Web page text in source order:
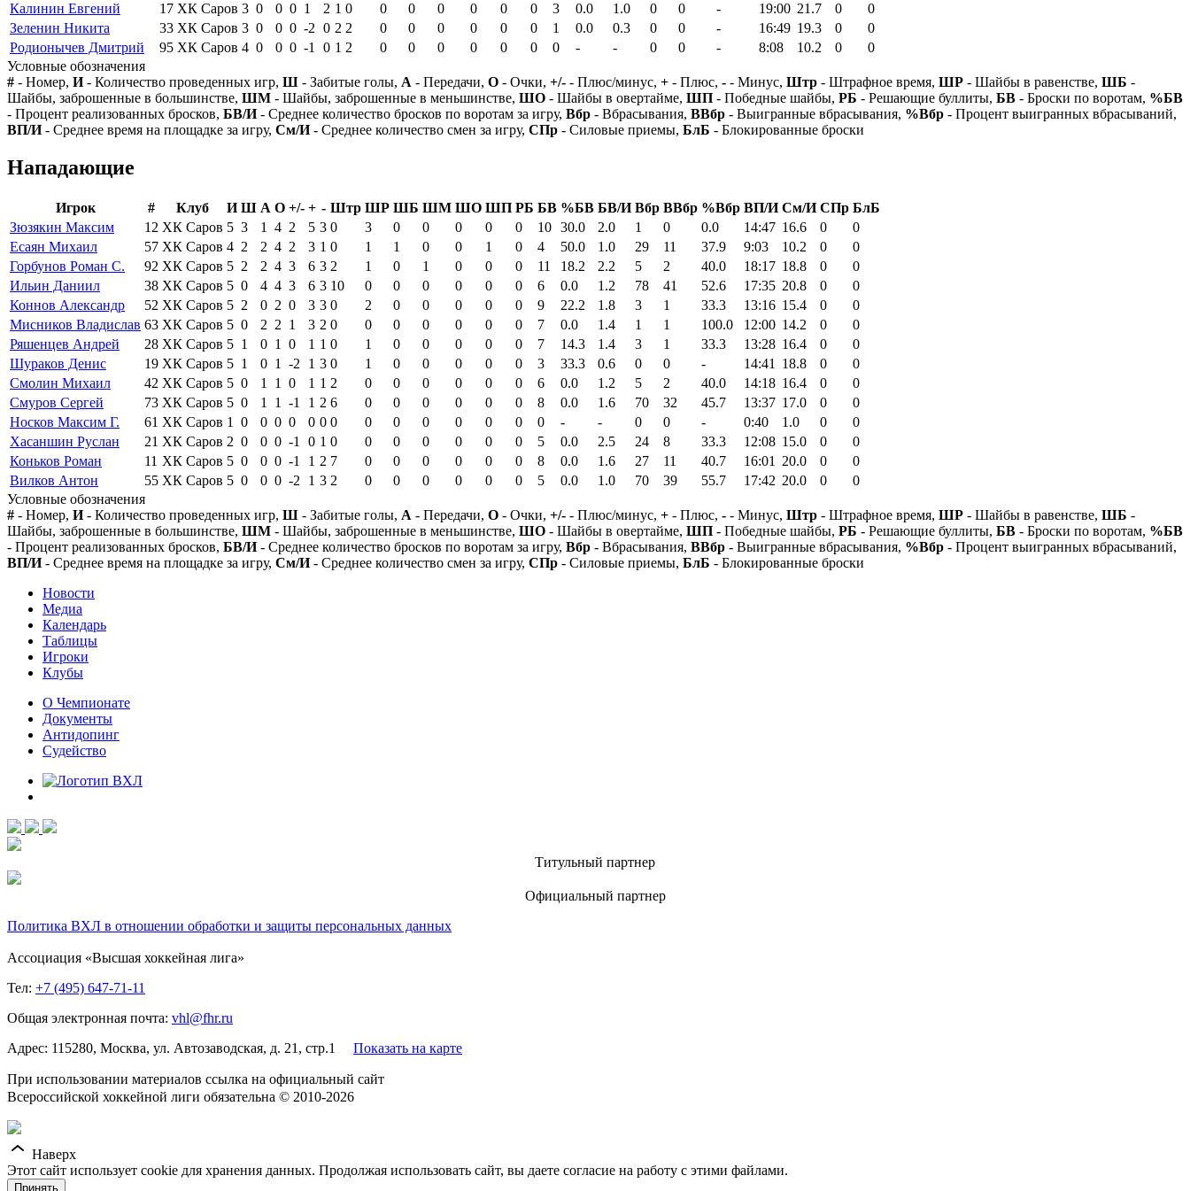
Калинин Евгений
17 ХК Саров 3 0 0 0 1 2 1 0 0 0 0 0 0 0 3 0.0 1.0 0 0 - 19:00 21.7 0
0
Зеленин Никита
33 ХК Саров 3 0 0 0 -2 0 2 2 0 0 0 0 0 0 1 0.0 0.3 0 0 - 16:49 19.3 0
0
Родионычев Дмитрий
95 ХК Саров 4 0 0 0 -1 0 1 2 0 0 0 0 0 0 0 - - 0 0 - 8:08 10.2 0
0
Условные обозначения
# - Номер, И- Количество проведенных игр, Ш - Забитые голы, А - Передачи, О - Очки, +/- - Плюс/минус, + - Плюс, - - Минус, Штр - Штрафное время, ШР - Шайбы в равенстве, ШБ -
Шайбы, заброшенные в большинстве, ШМ - Шайбы, заброшенные в меньшинстве, ШО - Шайбы в овертайме, ШП - Победные шайбы, РБ - Решающие буллиты, БВ - Броски по воротам, %БВ
- Процент реализованных бросков, БВ/И- Среднее количество бросков по воротам за игру, Вбр - Вбрасывания, ВВбр - Выигранные вбрасывания, %Вбр - Процент выигранных вбрасываний,
ВП/И- Среднее время на площадке за игру, См/И- Среднее количество смен за игру, СПр - Силовые приемы, БлБ - Блокированные броски
Нападающие
Игрок # Клуб И Ш А О +/- + - Штр ШР ШБ ШМ ШО ШП РБ БВ %БВ БВ/И Вбр ВВбр %Вбр ВП/И См/И СПр БлБ
Зюзякин Максим
12 ХК Саров 5 3 1 4 2 5 3 0 3 0 0 0 0 0 10 30.0 2.0 1 0 0.0 14:47 16.6 0
0
Есаян Михаил
57 ХК Саров 4 2 2 4 2 3 1 0 1 1 0 0 1 0 4 50.0 1.0 29 11 37.9 9:03 10.2 0
0
Горбунов Роман С.
92 ХК Саров 5 2 2 4 3 6 3 2 1 0 1 0 0 0 11 18.2 2.2 5 2 40.0 18:17 18.8 0
0
Ильин Даниил
38 ХК Саров 5 0 4 4 3 6 3 10 0 0 0 0 0 0 6 0.0 1.2 78 41 52.6 17:35 20.8 0
0
Коннов Александр
52 ХК Саров 5 2 0 2 0 3 3 0 2 0 0 0 0 0 9 22.2 1.8 3 1 33.3 13:16 15.4 0
0
Мисников Владислав 63 ХК Саров 5 0 2 2 1 3 2 0 0 0 0 0 0 0 7 0.0 1.4 1 1 100.0 12:00 14.2 0
0
Ряшенцев Андрей
28 ХК Саров 5 1 0 1 0 1 1 0 1 0 0 0 0 0 7 14.3 1.4 3 1 33.3 13:28 16.4 0
0
Шураков Денис
19 ХК Саров 5 1 0 1 -2 1 3 0 1 0 0 0 0 0 3 33.3 0.6 0 0 - 14:41 18.8 0
0
Смолин Михаил
42 ХК Саров 5 0 1 1 0 1 1 2 0 0 0 0 0 0 6 0.0 1.2 5 2 40.0 14:18 16.4 0
0
Смуров Сергей
73 ХК Саров 5 0 1 1 -1 1 2 6 0 0 0 0 0 0 8 0.0 1.6 70 32 45.7 13:37 17.0 0
0
Носков Максим Г.
61 ХК Саров 1 0 0 0 0 0 0 0 0 0 0 0 0 0 0 - - 0 0 - 0:40 1.0 0
0
Хасаншин Руслан
21 ХК Саров 2 0 0 0 -1 0 1 0 0 0 0 0 0 0 5 0.0 2.5 24 8 33.3 12:08 15.0 0
0
Коньков Роман
11 ХК Саров 5 0 0 0 -1 1 2 7 0 0 0 0 0 0 8 0.0 1.6 27 11 40.7 16:01 20.0 0
0
Вилков Антон
55 ХК Саров 5 0 0 0 -2 1 3 2 0 0 0 0 0 0 5 0.0 1.0 70 39 55.7 17:42 20.0 0
0
Условные обозначения
# - Номер, И- Количество проведенных игр, Ш - Забитые голы, А - Передачи, О - Очки, +/- - Плюс/минус, + - Плюс, - - Минус, Штр - Штрафное время, ШР - Шайбы в равенстве, ШБ -
Шайбы, заброшенные в большинстве, ШМ - Шайбы, заброшенные в меньшинстве, ШО - Шайбы в овертайме, ШП - Победные шайбы, РБ - Решающие буллиты, БВ - Броски по воротам, %БВ
- Процент реализованных бросков, БВ/И- Среднее количество бросков по воротам за игру, Вбр - Вбрасывания, ВВбр - Выигранные вбрасывания, %Вбр - Процент выигранных вбрасываний,
ВП/И- Среднее время на площадке за игру, См/И- Среднее количество смен за игру, СПр - Силовые приемы, БлБ - Блокированные броски
Новости
Медиа
Календарь
Таблицы
Игроки
Клубы
О Чемпионате
Документы
Антидопинг
Судейство
Титульный партнер
Официальный партнер
Политика ВХЛ в отношении обработки и защиты персональных данных
Ассоциация «Высшая хоккейная лига»
Тел: +7 (495) 647-71-11
Общая электронная почта: vhl@fhr.ru
Адрес: 115280, Москва, ул. Автозаводская, д. 21, стр.1 Показать на карте
При использовании материалов ссылка на официальный сайт
Всероссийской хоккейной лиги обязательна © 2010-2026
Наверх
Этот сайт использует cookie для хранения данных. Продолжая использовать сайт, вы даете согласие на работу с этими файлами.
Принять